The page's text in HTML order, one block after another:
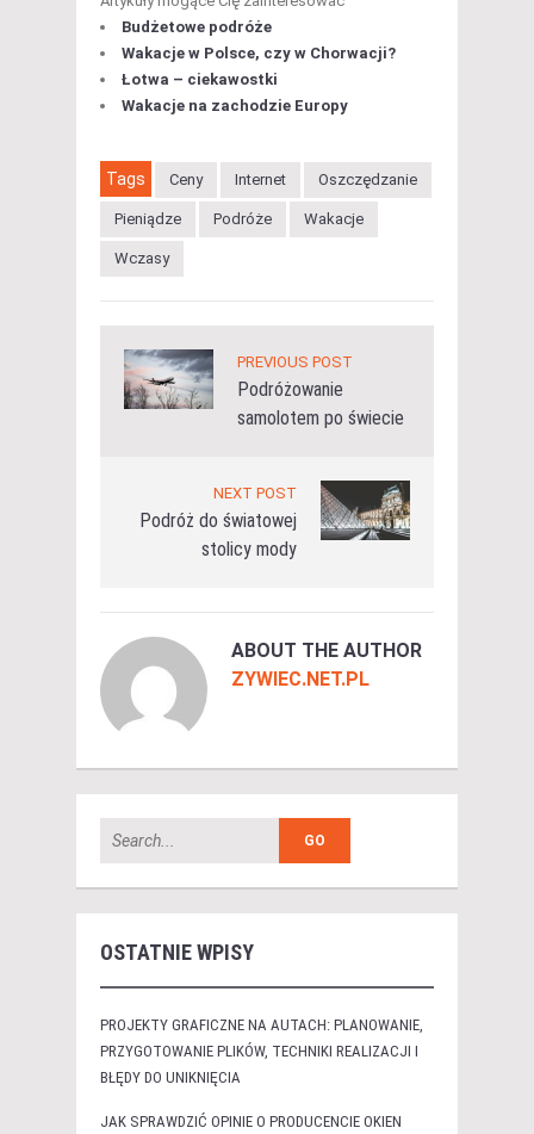
Budżetowe podróże
Wakacje w Polsce, czy w Chorwacji?
Łotwa – ciekawostki
Wakacje na zachodzie Europy
Tags Ceny Internet Oszczędzanie
Pieniądze Podróże Wakacje
Wczasy
PREVIOUS POST
Podróżowanie
samolotem po świecie
NEXT POST
Podróż do światowej
stolicy mody
ABOUT THE AUTHOR
ZYWIEC.NET.PL
OSTATNIE WPISY
PROJEKTY GRAFICZNE NA AUTACH: PLANOWANIE,
PRZYGOTOWANIE PLIKÓW, TECHNIKI REALIZACJI I
BŁĘDY DO UNIKNIĘCIA
JAK SPRAWDZIĆ OPINIE O PRODUCENCIE OKIEN